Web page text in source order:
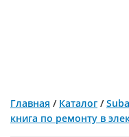
Главная / Каталог /
книга по ремонту в